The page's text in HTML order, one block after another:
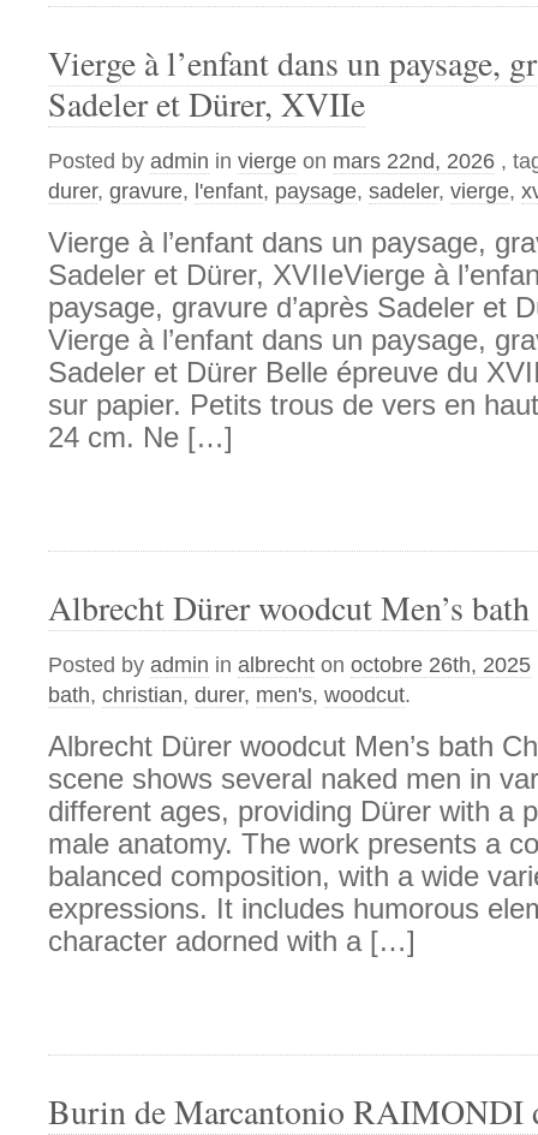
Vierge à l’enfant dans un paysage,
Sadeler et Dürer, XVIIe
Posted by admin in vierge on mars 22nd, 2026 ,
durer, gravure, l'enfant, paysage, sadeler, vierge,
Vierge à l’enfant dans un paysage,
Sadeler et Dürer, XVIIeVierge à
paysage, gravure d’après Sadeler et
Vierge à l’enfant dans un paysage,
Sadeler et Dürer Belle épreuve du
sur papier. Petits trous de vers en
24 cm. Ne […]
Albrecht Dürer woodcut Men’s
Posted by admin in albrecht on octobre 26th, 2025
bath, christian, durer, men's, woodcut.
Albrecht Dürer woodcut Men’s bath
scene shows several naked men in
different ages, providing Dürer with a
male anatomy. The work presents a
balanced composition, with a wide
expressions. It includes humorous
character adorned with a […]
Burin de Marcantonio RAIMONDI